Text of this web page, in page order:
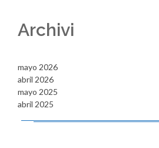
Archivi
mayo 2026
abril 2026
mayo 2025
abril 2025